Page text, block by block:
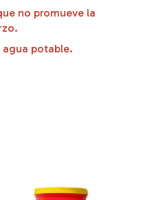
no promueve la
potable.